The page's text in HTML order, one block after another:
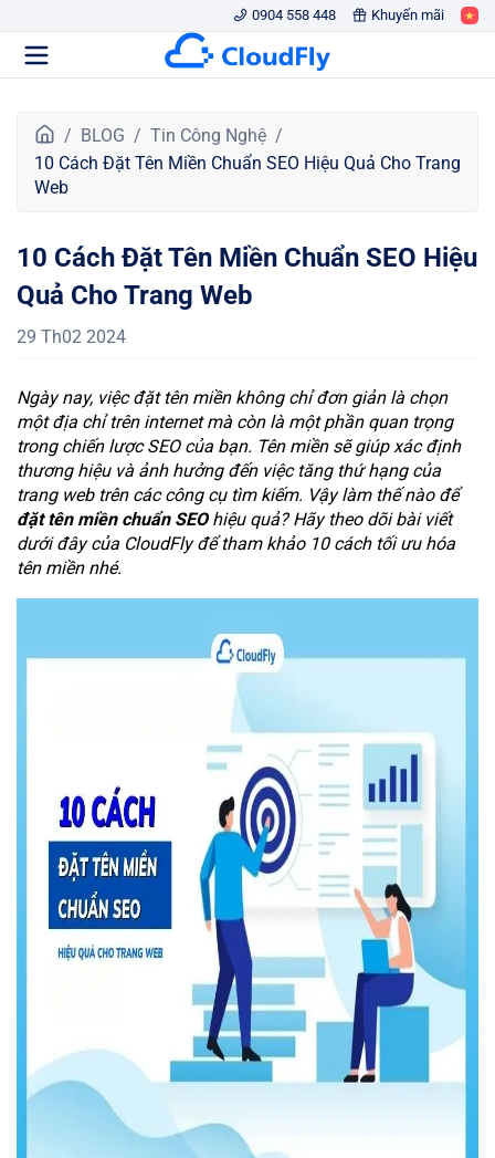
0904 558 448 Khuyến mãi
a
c
h
ủ
BLOG
Tin Công Nghệ
10 Cách Đặt Tên Miền Chuẩn SEO Hiệu Quả Cho Trang
Web
10 Cách Đặt Tên Miền Chuẩn SEO Hiệu
Quả Cho Trang Web
29 Th02 2024
Ngày nay, việc đặt tên miền không chỉ đơn giản là chọn
một địa chỉ trên internet mà còn là một phần quan trọng
trong chiến lược SEO của bạn. Tên miền sẽ giúp xác định
thương hiệu và ảnh hưởng đến việc tăng thứ hạng của
trang web trên các công cụ tìm kiếm. Vậy làm thế nào để
đặt tên miền chuẩn SEOhiệu quả? Hãy theo dõi bài viết
dưới đây của CloudFly để tham khảo 10 cách tối ưu hóa
tên miền nhé.